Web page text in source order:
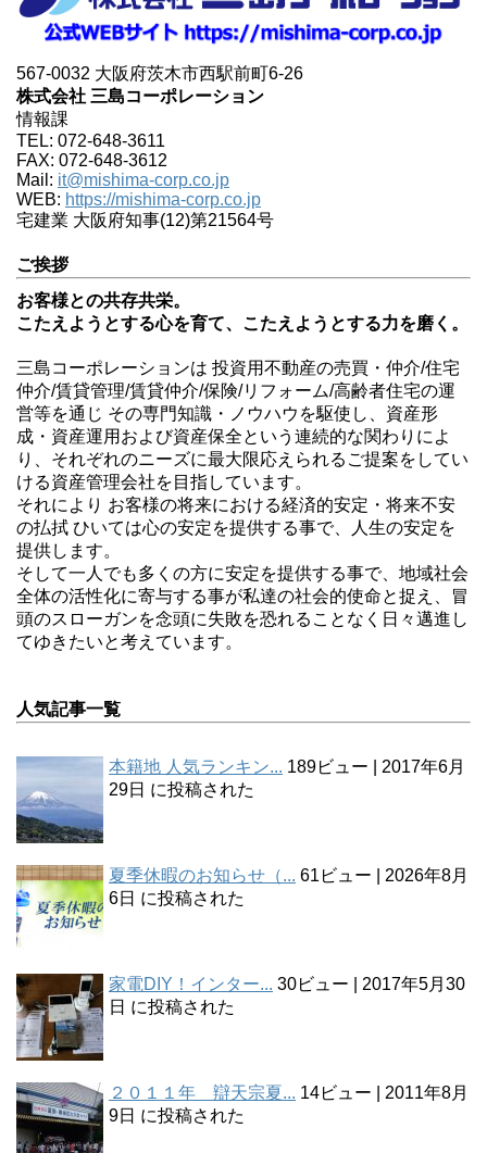
567-0032 大阪府茨木市西駅前町6-26
株式会社 三島コーポレーション
情報課
TEL: 072-648-3611
FAX: 072-648-3612
Mail: it@mishima-corp.co.jp
WEB: https://mishima-corp.co.jp
宅建業 大阪府知事(12)第21564号
ご挨拶
お客様との共存共栄。
こたえようとする心を育て、こたえようとする力を磨く。
三島コーポレーションは 投資用不動産の売買・仲介/住宅
仲介/賃貸管理/賃貸仲介/保険/リフォーム/高齢者住宅の運
営等を通じ その専門知識・ノウハウを駆使し、資産形
成・資産運用および資産保全という連続的な関わりによ
り、それぞれのニーズに最大限応えられるご提案をしてい
ける資産管理会社を目指しています。
それにより お客様の将来における経済的安定・将来不安
の払拭 ひいては心の安定を提供する事で、人生の安定を
提供します。
そして一人でも多くの方に安定を提供する事で、地域社会
全体の活性化に寄与する事が私達の社会的使命と捉え、冒
頭のスローガンを念頭に失敗を恐れることなく日々邁進し
てゆきたいと考えています。
人気記事一覧
本籍地 人気ランキン... 189ビュー
2017年6月
29日 に投稿された
夏季休暇のお知らせ（... 61ビュー
2026年8月
6日 に投稿された
家電DIY！インター... 30ビュー
2017年5月30
日 に投稿された
２０１１年 辯天宗夏... 14ビュー
2011年8月
9日 に投稿された